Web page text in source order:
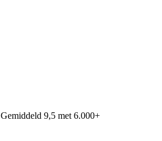
Gemiddeld 9,5 met 6.000+